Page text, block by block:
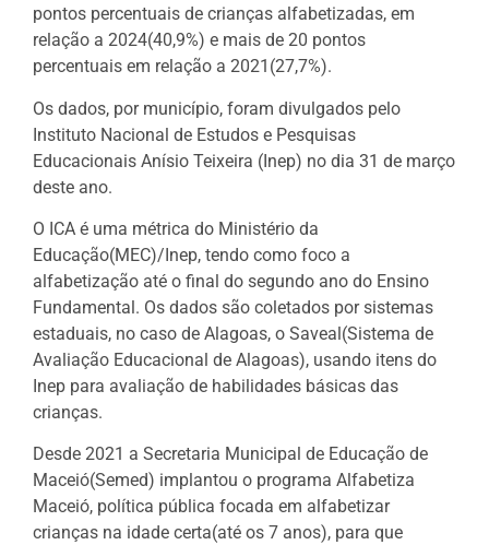
pontos percentuais de crianças alfabetizadas, em
relação a 2024(40,9%) e mais de 20 pontos
percentuais em relação a 2021(27,7%).
Os dados, por município, foram divulgados pelo
Instituto Nacional de Estudos e Pesquisas
Educacionais Anísio Teixeira (Inep) no dia 31 de março
deste ano.
O ICA é uma métrica do Ministério da
Educação(MEC)/Inep, tendo como foco a
alfabetização até o final do segundo ano do Ensino
Fundamental. Os dados são coletados por sistemas
estaduais, no caso de Alagoas, o Saveal(Sistema de
Avaliação Educacional de Alagoas), usando itens do
Inep para avaliação de habilidades básicas das
crianças.
Desde 2021 a Secretaria Municipal de Educação de
Maceió(Semed) implantou o programa Alfabetiza
Maceió, política pública focada em alfabetizar
crianças na idade certa(até os 7 anos), para que